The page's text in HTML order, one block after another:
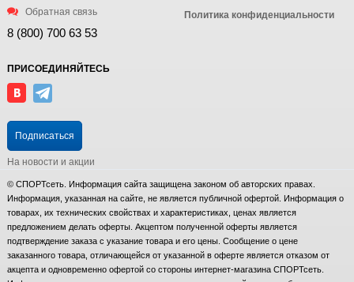
Обратная связь
8 (800) 700 63 53
Политика конфиденциальности
ПРИСОЕДИНЯЙТЕСЬ
Подписаться
На новости и акции
© СПОРТсеть. Информация сайта защищена законом об авторских правах.
Информация, указанная на сайте, не является публичной офертой. Информация о
товарах, их технических свойствах и характеристиках, ценах является
предложением делать оферты. Акцептом полученной оферты является
подтверждение заказа с указание товара и его цены. Сообщение о цене
заказанного товара, отличающейся от указанной в оферте является отказом от
акцепта и одновременно офертой со стороны интернет-магазина СПОРТсеть.